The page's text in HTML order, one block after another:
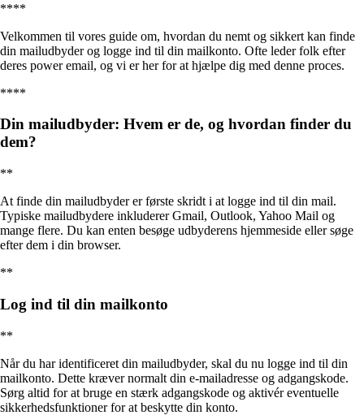
****
Velkommen til vores guide om, hvordan du nemt og sikkert kan finde
din mailudbyder og logge ind til din mailkonto. Ofte leder folk efter
deres power email, og vi er her for at hjælpe dig med denne proces.
****
Din mailudbyder: Hvem er de, og hvordan finder du
dem?
**
At finde din mailudbyder er første skridt i at logge ind til din mail.
Typiske mailudbydere inkluderer Gmail, Outlook, Yahoo Mail og
mange flere. Du kan enten besøge udbyderens hjemmeside eller søge
efter dem i din browser.
**
Log ind til din mailkonto
**
Når du har identificeret din mailudbyder, skal du nu logge ind til din
mailkonto. Dette kræver normalt din e-mailadresse og adgangskode.
Sørg altid for at bruge en stærk adgangskode og aktivér eventuelle
sikkerhedsfunktioner for at beskytte din konto.